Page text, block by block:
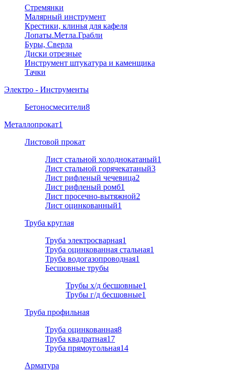
Стремянки
Малярный инструмент
Крестики, клинья для кафеля
Лопаты.Метла.Грабли
Буры, Сверла
Диски отрезные
Инструмент штукатура и каменщика
Тачки
Электро - Инструменты
Бетоносмесители8
Металлопрокат1
Листовой прокат
Лист стальной холоднокатаный1
Лист стальной горячекатаный3
Лист рифленый чечевица2
Лист рифленый ромб1
Лист просечно-вытяжной2
Лист оцинкованный1
Труба круглая
Труба электросварная1
Труба оцинкованная стальная1
Труба водогазопроводная1
Бесшовные трубы
Трубы х/д бесшовные1
Трубы г/д бесшовные1
Труба профильная
Труба оцинкованная8
Труба квадратная17
Труба прямоугольная14
Арматура